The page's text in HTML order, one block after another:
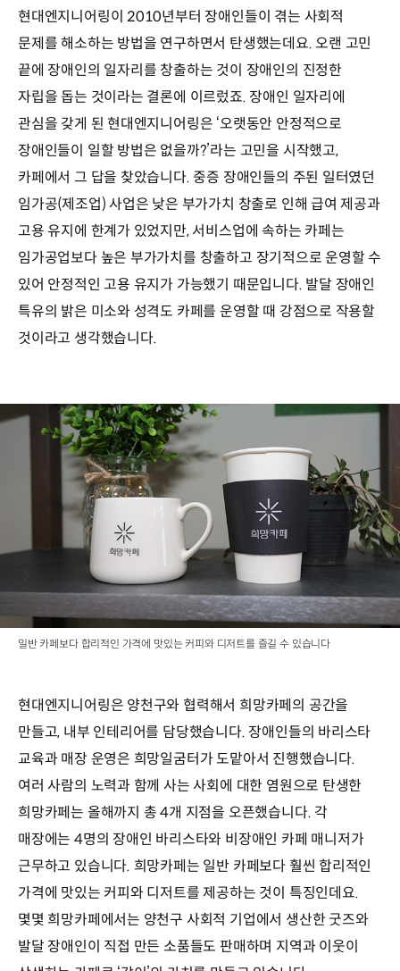
현대엔지니어링이 2010년부터 장애인들이 겪는 사회적
문제를 해소하는 방법을 연구하면서 탄생했는데요. 오랜 고민
끝에 장애인의 일자리를 창출하는 것이 장애인의 진정한
자립을 돕는 것이라는 결론에 이르렀죠. 장애인 일자리에
관심을 갖게 된 현대엔지니어링은 ‘오랫동안 안정적으로
장애인들이 일할 방법은 없을까?’라는 고민을 시작했고,
카페에서 그 답을 찾았습니다. 중증 장애인들의 주된 일터였던
임가공(제조업) 사업은 낮은 부가가치 창출로 인해 급여 제공과
고용 유지에 한계가 있었지만, 서비스업에 속하는 카페는
임가공업보다 높은 부가가치를 창출하고 장기적으로 운영할 수
있어 안정적인 고용 유지가 가능했기 때문입니다. 발달 장애인
특유의 밝은 미소와 성격도 카페를 운영할 때 강점으로 작용할
것이라고 생각했습니다.
일반 카페보다 합리적인 가격에 맛있는 커피와 디저트를 즐길 수 있습니다
현대엔지니어링은 양천구와 협력해서 희망카페의 공간을
만들고, 내부 인테리어를 담당했습니다. 장애인들의 바리스타
교육과 매장 운영은 희망일굼터가 도맡아서 진행했습니다.
여러 사람의 노력과 함께 사는 사회에 대한 염원으로 탄생한
희망카페는 올해까지 총 4개 지점을 오픈했습니다. 각
매장에는 4명의 장애인 바리스타와 비장애인 카페 매니저가
근무하고 있습니다. 희망카페는 일반 카페보다 훨씬 합리적인
가격에 맛있는 커피와 디저트를 제공하는 것이 특징인데요.
몇몇 희망카페에서는 양천구 사회적 기업에서 생산한 굿즈와
발달 장애인이 직접 만든 소품들도 판매하며 지역과 이웃이